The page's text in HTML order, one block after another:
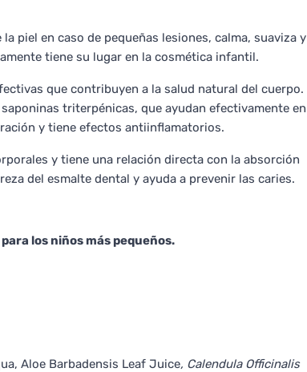
piel en caso de pequeñas lesiones, calma, suaviza y
tiene su lugar en la cosmética infantil.
que contribuyen a la salud natural del cuerpo.
triterpénicas, que ayudan efectivamente en
y tiene efectos antiinflamatorios.
y tiene una relación directa con la absorción
del esmalte dental y ayuda a prevenir las caries.
los niños más pequeños.
Aloe Barbadensis Leaf Juice, Calendula Officinalis